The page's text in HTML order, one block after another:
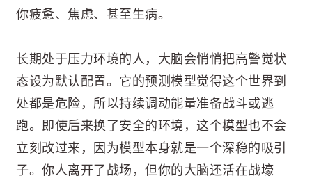
你疲惫、焦虑、甚至生病。
长期处于压力环境的人，大脑会悄悄把高警觉状
态设为默认配置。它的预测模型觉得这个世界到
处都是危险，所以持续调动能量准备战斗或逃
跑。即使后来换了安全的环境，这个模型也不会
立刻改过来，因为模型本身就是一个深稳的吸引
子。你人离开了战场，但你的大脑还活在战壕